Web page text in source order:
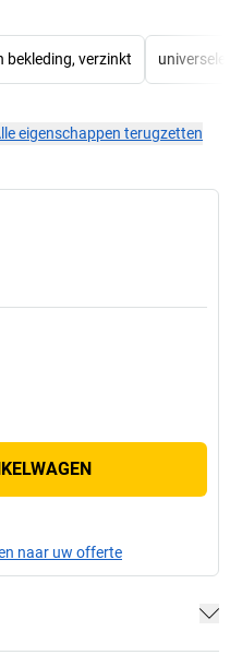
bekleding, verzinkt
eigenschappen terugzetten
naar uw offerte